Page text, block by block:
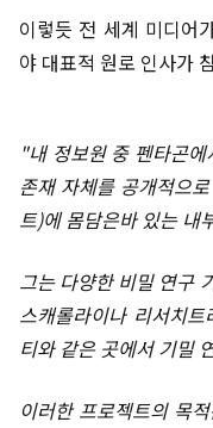
이렇듯 전 세계 미디어
야 대표적 원로 인사가
"내 정보원 중 펜타곤
존재 자체를 공개적으
트)에 몸담은바 있는 내
그는 다양한 비밀 연구
스캐롤라이나 리서치
티와 같은 곳에서 기밀
이러한 프로젝트의 목